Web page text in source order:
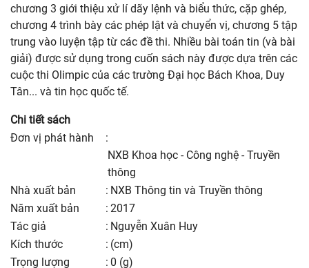
chương 3 giới thiệu xử lí dãy lệnh và biểu thức, cặp ghép,
chương 4 trình bày các phép lật và chuyển vị, chương 5 tập
trung vào luyện tập từ các đề thi. Nhiều bài toán tin (và bài
giải) được sử dụng trong cuốn sách này được dựa trên các
cuộc thi Olimpic của các trường Đại học Bách Khoa, Duy
Tân... và tin học quốc tế.
Chi tiết sách
Đơn vị phát hành
:
NXB Khoa học - Công nghệ - Truyền
thông
nhà xuất bản
: NXB Thông tin và Truyền thông
năm xuất bản
: 2017
Tác giả
: Nguyễn Xuân Huy
kích thước
: (cm)
trọng lượng
: 0 (g)